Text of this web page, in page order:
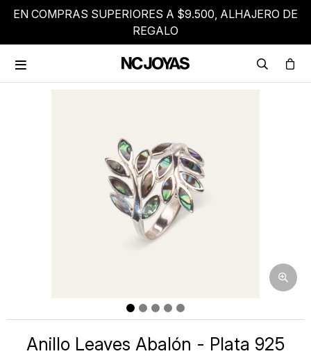
EN COMPRAS SUPERIORES A $9.500, ALHAJERO DE
REGALO

Anillo Leaves Abalón - Plata 925